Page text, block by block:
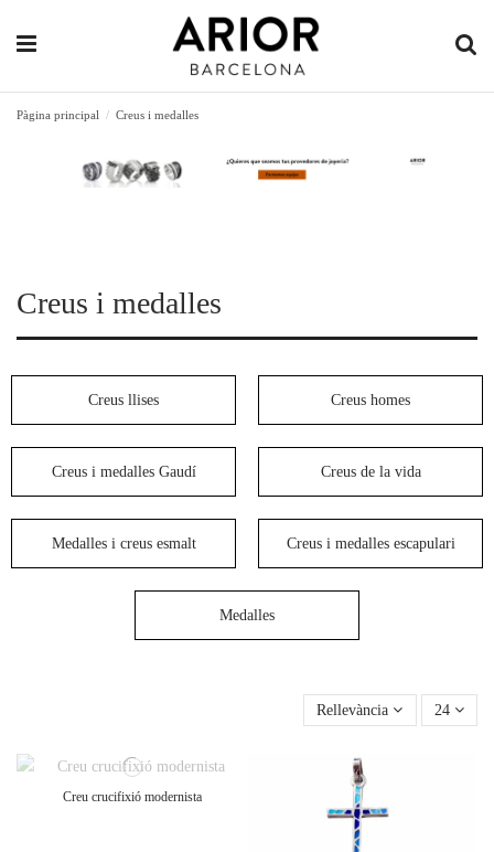
Pàgina principal Creus i medalles
Creus i medalles
Creus llises Creus homes
Creus i medalles Gaudí Creus de la vida
Medalles i creus esmalt Creus i medalles escapulari
Medalles
Rellevància 24
Creu crucifixió modernista